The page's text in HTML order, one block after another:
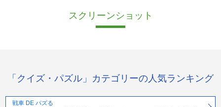
スクリーンショット
「クイズ・パズル」カテゴリーの人気ランキング
戦車 DE パズる